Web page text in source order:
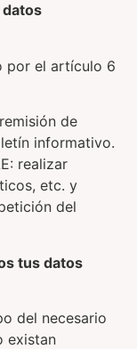
por el artículo 6
de
informativo.
realizar
etc. y
del
tus datos
del necesario
existan